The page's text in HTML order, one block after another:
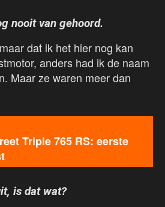
nooit van gehoord.
dat ik het hier nog kan
anders had ik de naam
Maar ze waren meer dan
Triple 765 RS: eerste
is dat wat?